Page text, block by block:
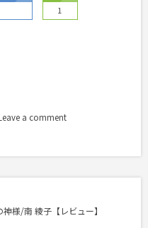
1
a comment
様/南 綾子【レビュー】